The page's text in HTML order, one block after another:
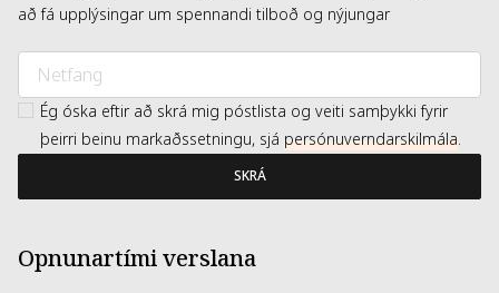
að fá upplýsingar um spennandi tilboð og nýjungar
Ég óska eftir að skrá mig póstlista og veiti samþykki fyrir
þeirri beinu markaðssetningu, sjá persónuverndarskilmála.
SKRÁ
Opnunartími verslana